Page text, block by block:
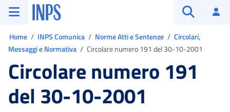
Vai al menu principale
Vai al contenuto principale
Vai al pie' di pagina
INPS ()
Home INPS Comunica Norme Atti e Sentenze
Circolari,
Messaggi e Normativa
Circolare numero 191 del 30-10-2001
Circolare numero 191
del 30-10-2001